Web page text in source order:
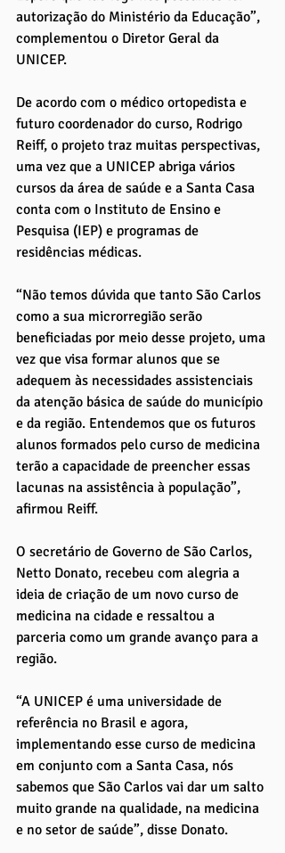
autorização do Ministério da Educação”,
complementou o Diretor Geral da
UNICEP.
De acordo com o médico ortopedista e
futuro coordenador do curso, Rodrigo
Reiff, o projeto traz muitas perspectivas,
uma vez que a UNICEP abriga vários
cursos da área de saúde e a Santa Casa
conta com o Instituto de Ensino e
Pesquisa (IEP) e programas de
residências médicas.
“Não temos dúvida que tanto São Carlos
como a sua microrregião serão
beneficiadas por meio desse projeto, uma
vez que visa formar alunos que se
adequem às necessidades assistenciais
da atenção básica de saúde do município
e da região. Entendemos que os futuros
alunos formados pelo curso de medicina
terão a capacidade de preencher essas
lacunas na assistência à população”,
afirmou Reiff.
O secretário de Governo de São Carlos,
Netto Donato, recebeu com alegria a
ideia de criação de um novo curso de
medicina na cidade e ressaltou a
parceria como um grande avanço para a
região.
“A UNICEP é uma universidade de
referência no Brasil e agora,
implementando esse curso de medicina
em conjunto com a Santa Casa, nós
sabemos que São Carlos vai dar um salto
muito grande na qualidade, na medicina
e no setor de saúde”, disse Donato.